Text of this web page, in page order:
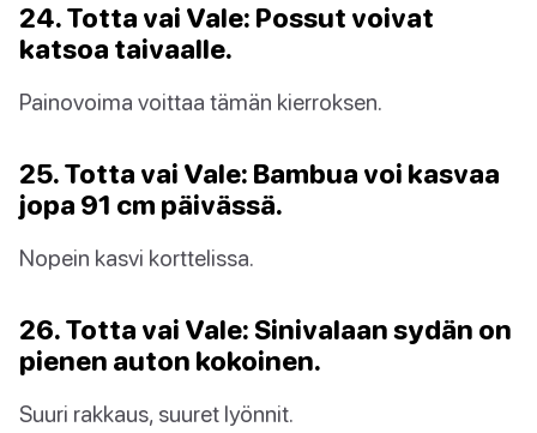
24. Totta vai Vale: Possut voivat
katsoa taivaalle.
Painovoima voittaa tämän kierroksen.
25. Totta vai Vale: Bambua voi kasvaa
jopa 91 cm päivässä.
Nopein kasvi korttelissa.
26. Totta vai Vale: Sinivalaan sydän on
pienen auton kokoinen.
Suuri rakkaus, suuret lyönnit.